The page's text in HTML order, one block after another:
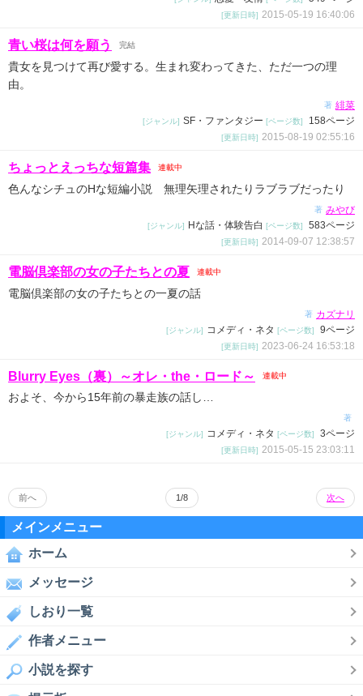
[更新日時] 2015-05-19 16:40:06
青い桜は何を願う 完結
貴女を見つけて再び愛する。生まれ変わってきた、ただ一つの理
由。
著 緋菜
[ジャンル] SF・ファンタジー [ページ数] 158ページ
[更新日時] 2015-08-19 02:55:16
ちょっとえっちな短篇集 連載中
色んなシチュのHな短編小説 無理矢理されたりラブラブだったり
著 みやび
[ジャンル] Hな話・体験告白 [ページ数] 583ページ
[更新日時] 2014-09-07 12:38:57
電脳倶楽部の女の子たちとの夏 連載中
電脳倶楽部の女の子たちとの一夏の話
著 カズナリ
[ジャンル] コメディ・ネタ [ページ数] 9ページ
[更新日時] 2023-06-24 16:53:18
Blurry Eyes（裏）～オレ・the・ロード～ 連載中
およそ、今から15年前の暴走族の話し…
著
[ジャンル]
コメディ・ネタ [ページ数] 3ページ
[更新日時] 2015-05-15 23:03:11
前へ 1/8 次へ
メインメニュー
ホーム
メッセージ
しおり一覧
作者メニュー
小説を探す